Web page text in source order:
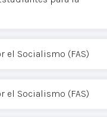
el Socialismo (FAS)
el Socialismo (FAS)